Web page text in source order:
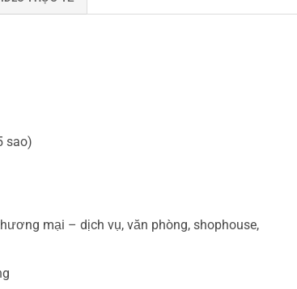
sao)
mại – dịch vụ, văn phòng, shophouse,